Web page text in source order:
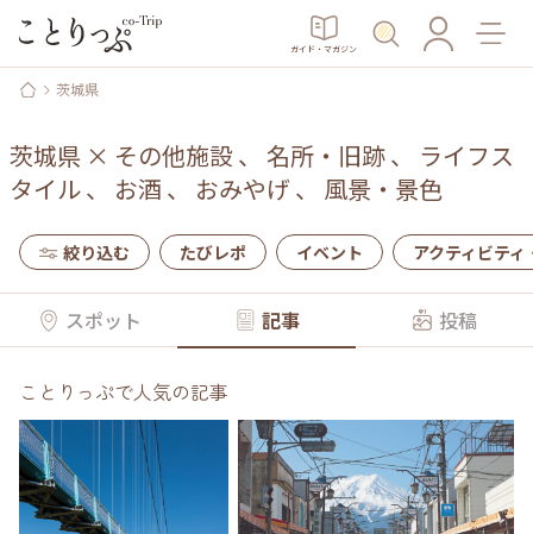
ガイド・マガジン
茨城県
茨城県 × その他施設、 名所・旧跡、 ライフス
タイル、 お酒 、 おみやげ 、 風景・景色
絞り込む たびレポ イベント アクティビティ
スポット 記事 投稿
ことりっぷで人気の記事